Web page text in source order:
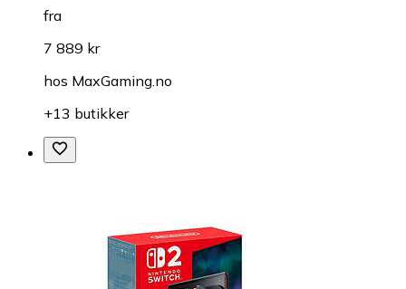
fra
7 889 kr
hos MaxGaming.no
+13 butikker